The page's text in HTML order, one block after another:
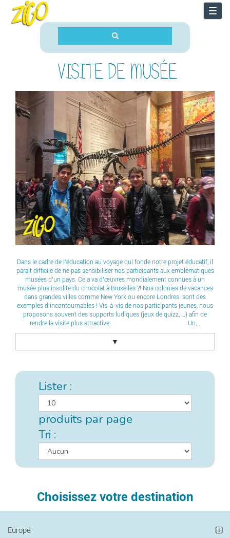
VISITE DE MUSÉE
Dans le cadre de l’éducation au voyage qui fonde notre projet éducatif, il
parait difficile de ne pas sensibiliser nos participants aux emblématiques
musées d’un pays. Cela va d’œuvres mondialement connues à un
musée plus insolite du chocolat à Bruxelles ?! Nos colonies de vacances
dans grandes villes comme New York ou encore Londres sont des
exemples d’incontournables ! Vis-à-vis de nos participants jeunes, nous
proposons souvent des supports ludiques (jeux de quizz, …) afin de
rendre la visite plus attractive. Un...
▼
Lister :
produits par page
Tri :
Choisissez votre destination
Europe